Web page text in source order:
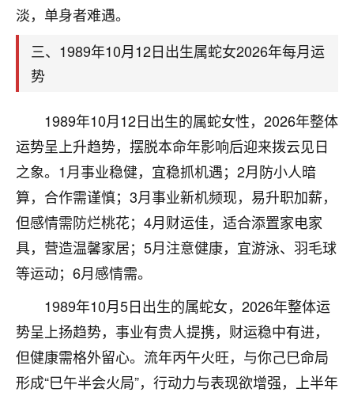
淡，单身者难遇。
三、1989年10月12日出生属蛇女2026年每月运
势
1989年10月12日出生的属蛇女性，2026年整体
运势呈上升趋势，摆脱本命年影响后迎来拨云见日
之象。1月事业稳健，宜稳抓机遇；2月防小人暗
算，合作需谨慎；3月事业新机频现，易升职加薪，
但感情需防烂桃花；4月财运佳，适合添置家电家
具，营造温馨家居；5月注意健康，宜游泳、羽毛球
等运动；6月感情需。
1989年10月5日出生的属蛇女，2026年整体运
势呈上扬趋势，事业有贵人提携，财运稳中有进，
但健康需格外留心。流年丙午火旺，与你己巳命局
形成“巳午半会火局”，行动力与表现欲增强，上半年
鹿森：你可以找老师看看，人有时不服命不行
太阳当空赵：我也做餐饮的，生意不算大，但
大环境不好，但是我家生意还可以，前几天又
刚找老师做了补财库，希望财运更好一点！
2小时前 来自海南
梦醒时分
我女儿高二叛逆，大半年不上学，一说她就要死要活
的，把我们两口子愁的不行，朋友给我推荐的慧来老
师，一开始我是病急乱投医，这半年来，法事一个个
做完，我女儿跟变了个人一样，不期望她能考多好的
大学，只要能安安稳稳的把书读了，身体心理都健健
康康的我就很知足了！
鹿森：可怜天下父母心啊！
3小时前 来自河北 16